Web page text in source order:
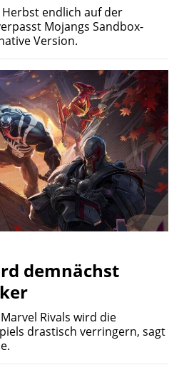
endlich auf der
Mojangs Sandbox-
Version.
demnächst
Rivals wird die
drastisch verringern, sagt